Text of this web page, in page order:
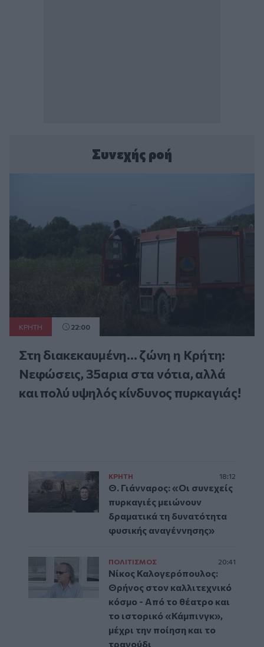
Συνεχής ροή
ΚΡΗΤΗ 22:00
Στη διακεκαυμένη... ζώνη η Κρήτη:
Νεφώσεις, 35αρια στα νότια, αλλά
και πολύ υψηλός κίνδυνος πυρκαγιάς!
ΚΡΗΤΗ 18:12
Θ. Γιάνναρος: «Οι συνεχείς
πυρκαγιές μειώνουν
δραματικά τη δυνατότητα
φυσικής αναγέννησης»
ΠΟΛΙΤΙΣΜΟΣ 20:41
Νίκος Καλογερόπουλος:
Θρήνος στον καλλιτεχνικό
κόσμο - Από το θέατρο και
το ιστορικό «Κάμπινγκ»,
μέχρι την ποίηση και το
τραγούδι